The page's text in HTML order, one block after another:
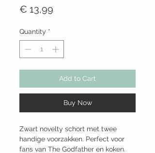
€ 13,99
Quantity *
Add to Cart
Buy Now
Zwart novelty schort met twee
handige voorzakken. Perfect voor
fans van The Godfather en koken.